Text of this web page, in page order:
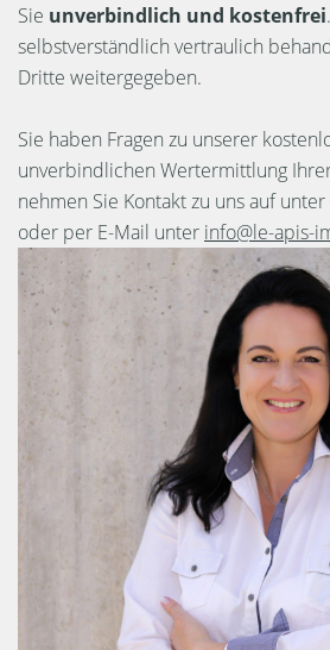
Sie unverbindlich und kostenfrei
selbstverständlich vertraulich
Dritte weitergegeben.
Sie haben Fragen zu unserer
unverbindlichen Wertermittlung
nehmen Sie Kontakt zu uns auf unter
oder per E-Mail unter info@le-apis-